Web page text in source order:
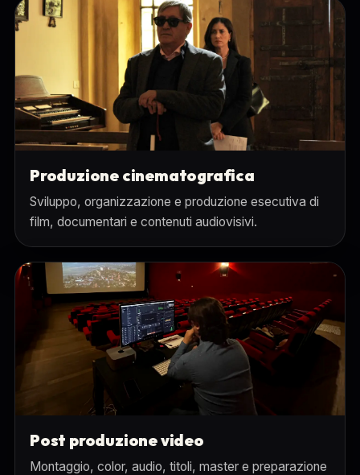
Produzione cinematografica
Sviluppo, organizzazione e produzione esecutiva di
film, documentari e contenuti audiovisivi.
Post produzione video
Montaggio, color, audio, titoli, master e preparazione